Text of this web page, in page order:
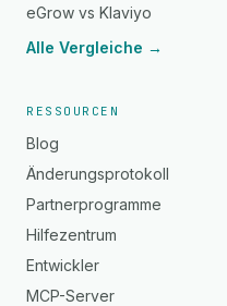
eGrow vs Klaviyo
Alle Vergleiche →
RESSOURCEN
Blog
Änderungsprotokoll
Partnerprogramme
Hilfezentrum
Entwickler
MCP-Server